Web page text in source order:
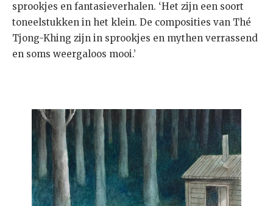
sprookjes en fantasieverhalen. ‘Het zijn een soort
toneelstukken in het klein. De composities van Thé
Tjong-Khing zijn in sprookjes en mythen verrassend
en soms weergaloos mooi.’